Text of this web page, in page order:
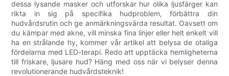
dessa lysande masker och utforskar hur olika ljusfärger kan
rikta in sig på specifika hudproblem, förbättra din
hudvårdsrutin och ge anmärkningsvärda resultat. Oavsett om
du kämpar med akne, vill minska fina linjer eller helt enkelt vill
ha en strålande hy, kommer vår artikel att belysa de otaliga
fördelarna med LED-terapi. Redo att upptäcka hemligheterna
till friskare, ljusare hud? Häng med oss ​​när vi belyser denna
revolutionerande hudvårdsteknik!